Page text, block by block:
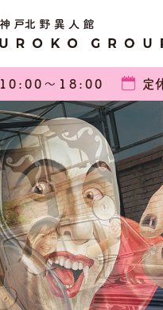
10:00〜18:00 定